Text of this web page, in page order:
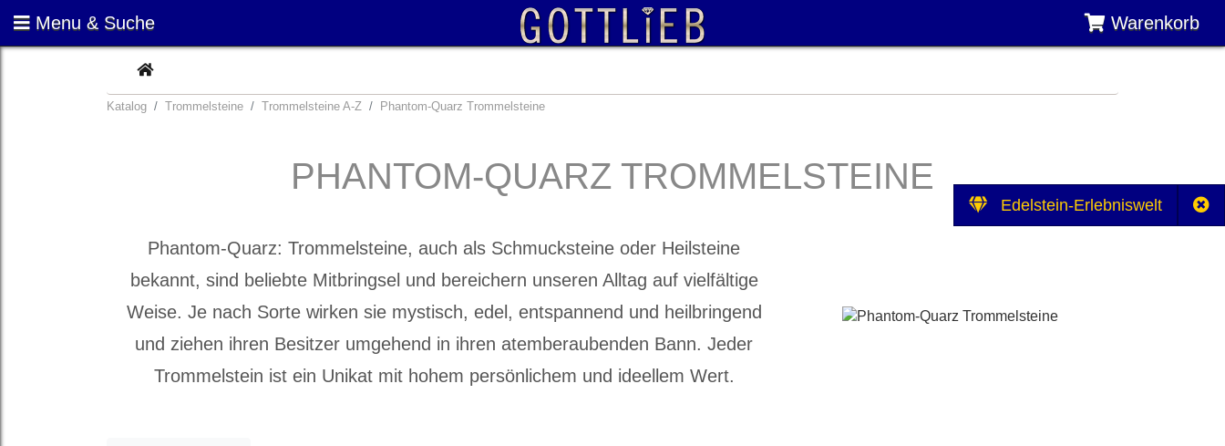
Edelstein-Erlebniswelt
Menu & Suche Warenkorb
CURRENT
Katalog Trommelsteine Trommelsteine A-Z Phantom-Quarz Trommelsteine
PHANTOM-QUARZ TROMMELSTEINE
Phantom-Quarz: Trommelsteine, auch als Schmucksteine oder Heilsteine
bekannt, sind beliebte Mitbringsel und bereichern unseren Alltag auf vielfältige
Weise. Je nach Sorte wirken sie mystisch, edel, entspannend und heilbringend
und ziehen ihren Besitzer umgehend in ihren atemberaubenden Bann. Jeder
Trommelstein ist ein Unikat mit hohem persönlichem und ideellem Wert.